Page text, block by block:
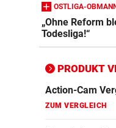
OSTLIGA-
„Ohne Reform
Todesliga!“
PRODUKT
Elektro-Scooter
ZUM VERGLEICH
Ergometer
ZUM VERGLEICH
Fahrrad Test
ZUM VERGLEICH